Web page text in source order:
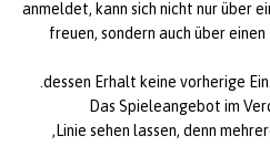
anmeldet, kann sich nicht nur über
freuen, sondern auch über
dessen Erhalt keine vorherige
Das Spieleangebot im
Linie sehen lassen, denn